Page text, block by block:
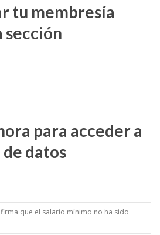
tu membresía
sección
para acceder a
datos
que el salario mínimo no ha sido